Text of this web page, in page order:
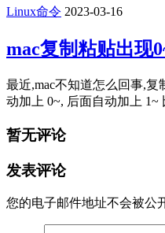
Linux命令 2023-03-16
mac复制粘贴出现
最近,mac不知道怎么回事,
动加上 0~, 后面自动加上 1~
暂无评论
发表评论
您的电子邮件地址不会被公